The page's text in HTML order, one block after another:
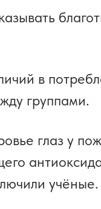
в
группами.
глаз у
учёные.